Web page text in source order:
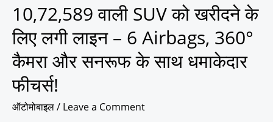
10,72,589 वाली SUV को खरीदने के
लिए लगी लाइन – 6 Airbags, 360°
कैमरा और सनरूफ के साथ धमाकेदार
फीचर्स!
ऑटोमोबाइल/ Leave a Comment
कैमरा
और
सनरूफ
के
साथ
धमाकेदार
फीचर्स!